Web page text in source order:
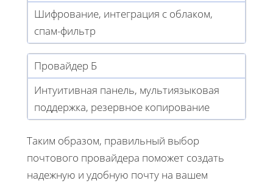
Шифрование, интеграция с облаком,
спам-фильтр
Провайдер Б
Интуитивная панель, мультиязыковая
поддержка, резервное копирование
Таким образом, правильный выбор
почтового провайдера поможет создать
надежную и удобную почту на вашем